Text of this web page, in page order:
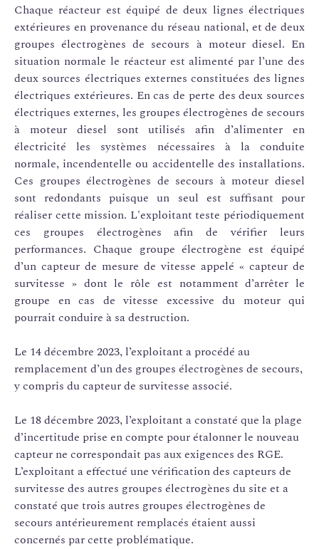
Chaque réacteur est équipé de deux lignes électriques
extérieures en provenance du réseau national, et de deux
groupes électrogènes de secours à moteur diesel. En
situation normale le réacteur est alimenté par l’une des
deux sources électriques externes constituées des lignes
électriques extérieures. En cas de perte des deux sources
électriques externes, les groupes électrogènes de secours
à moteur diesel sont utilisés afin d’alimenter en
électricité les systèmes nécessaires à la conduite
normale, incendentelle ou accidentelle des installations.
Ces groupes électrogènes de secours à moteur diesel
sont redondants puisque un seul est suffisant pour
réaliser cette mission. L'exploitant teste périodiquement
ces groupes électrogènes afin de vérifier leurs
performances. Chaque groupe électrogène est équipé
d’un capteur de mesure de vitesse appelé « capteur de
survitesse » dont le rôle est notamment d’arrêter le
groupe en cas de vitesse excessive du moteur qui
pourrait conduire à sa destruction.
Le 14 décembre 2023, l’exploitant a procédé au
remplacement d’un des groupes électrogènes de secours,
y compris du capteur de survitesse associé.
Le 18 décembre 2023, l’exploitant a constaté que la plage
d’incertitude prise en compte pour étalonner le nouveau
capteur ne correspondait pas aux exigences des RGE.
L’exploitant a effectué une vérification des capteurs de
survitesse des autres groupes électrogènes du site et a
constaté que trois autres groupes électrogènes de
secours antérieurement remplacés étaient aussi
concernés par cette problématique.